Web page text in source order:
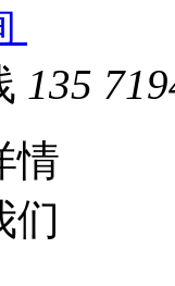
135
情
们